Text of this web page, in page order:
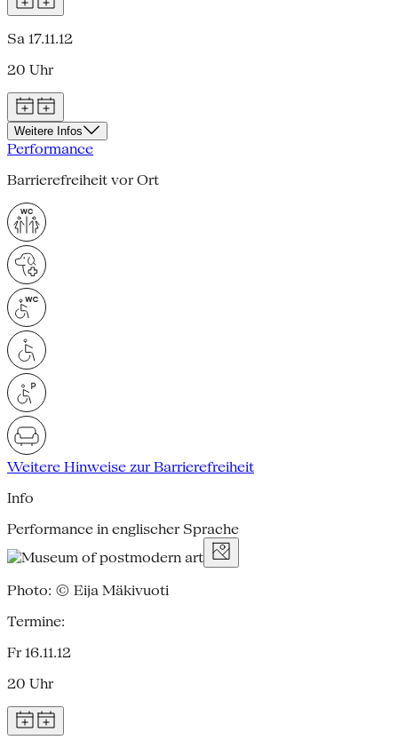
Sa 17.11.12
20 Uhr
Weitere Infos
Performance
Barrierefreiheit vor Ort
Weitere Hinweise zur Barrierefreiheit
Info
Performance in englischer Sprache
Photo: © Eija Mäkivuoti
Termine:
Fr 16.11.12
20 Uhr